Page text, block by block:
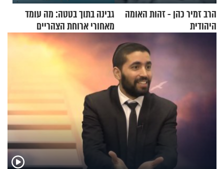
הרב זמיר כהן - זהות האומה
היהודית
גבינה בתוך בטטה: מה עומד
מאחורי ארוחת הצהריים
שכבשה את הרשת?